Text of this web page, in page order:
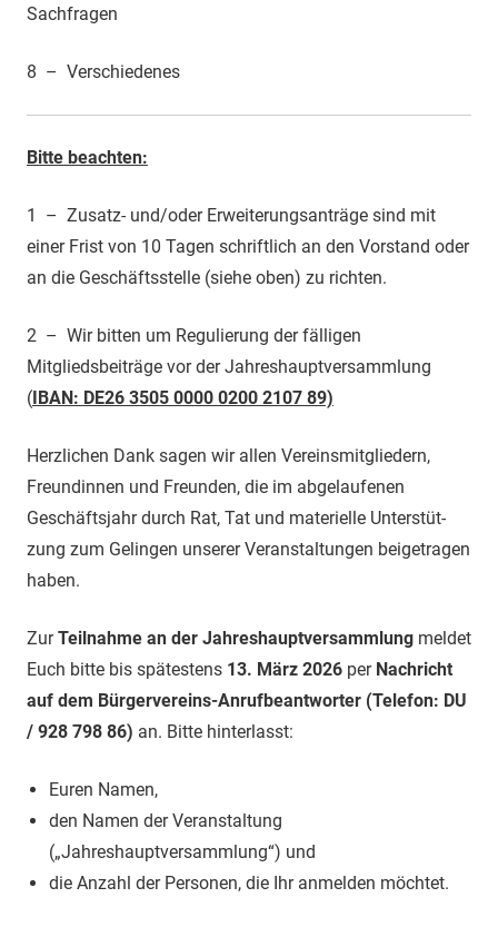
Sachfragen
8 – Verschiedenes
Bitte beachten:
1 – Zusatz- und/oder Erweiterungsanträge sind mit
einer Frist von 10 Tagen schrift­lich an den Vorstand oder
an die Geschäftsstelle (siehe oben) zu richten.
2 – Wir bitten um Regulierung der fälligen
Mitgliedsbeiträge vor der Jahreshauptversammlung
(IBAN: DE26 3505 0000 0200 2107 89)
Herzlichen Dank sagen wir allen Vereinsmitgliedern,
Freundinnen und Freunden, die im abge­laufenen
Geschäftsjahr durch Rat, Tat und materielle Unterstüt­
zung zum Gelingen unserer Veranstaltungen beigetragen
haben.
ZurTeilnahme an der Jahreshauptversammlung meldet
Euch bitte bis spätes­tens 13. März 2026 per Nachricht
auf dem Bürgervereins-Anrufbeantworter (Telefon: DU
/ 928 798 86) an. Bitte hinterlasst:
Euren Namen,
den Namen der Veranstaltung
(„Jahreshauptversammlung“) und
die Anzahl der Personen, die Ihr anmelden möchtet.